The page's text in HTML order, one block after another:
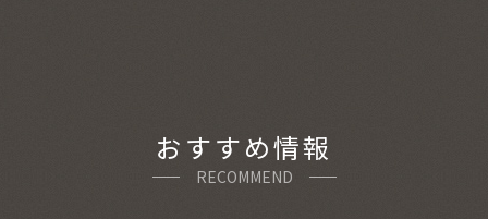
おすすめ情報
RECOMMEND